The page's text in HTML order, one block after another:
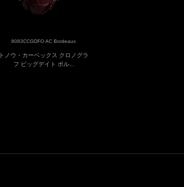
8083CCGDFO AC Bordeaux
トノウ・カーベックス クロノグラ
フ ビッグデイト ボル...